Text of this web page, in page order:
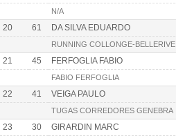
N/A
20 61 DA SILVA EDUARDO
RUNNING COLLONGE-BELLERIVE
21 45 FERFOGLIA FABIO
FABIO FERFOGLIA
22 41 VEIGA PAULO
TUGAS CORREDORES GENEBRA
23 30 GIRARDIN MARC